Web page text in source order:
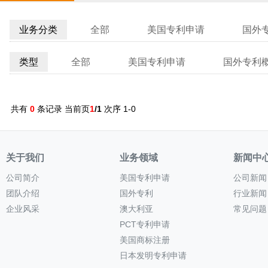
业务分类 全部 美国专利申请 国外
类型 全部 美国专利申请 国外专利
共有 0 条记录 当前页1/1 次序 1-0
关于我们
公司简介
团队介绍
企业风采
业务领域
美国专利申请
国外专利
澳大利亚
PCT专利申请
美国商标注册
日本发明专利申请
新闻中
公司新闻
行业新闻
常见问题